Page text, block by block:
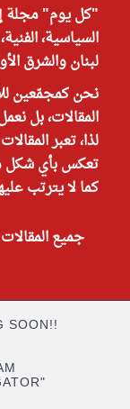
"كل يوم" مجلة
السياسية،
لبنان والشرق
نحن كمجمّعين
المقالات، بل
لذا، تعبر
تعكس بأي شكل
كما لا يترتب
جميع
SOON!!